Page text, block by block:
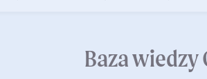
Baza wiedzy